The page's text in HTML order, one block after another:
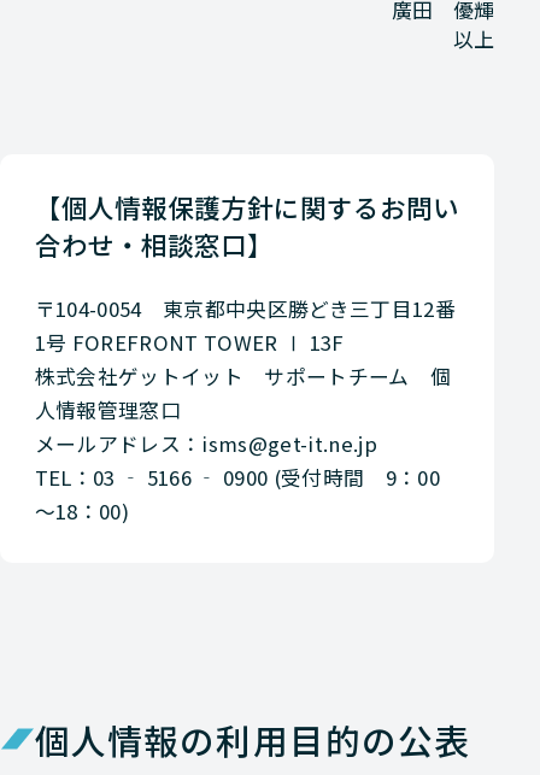
廣田 優輝
以上
【個人情報保護方針に関するお問い
合わせ・相談窓口】
〒104-0054 東京都中央区勝どき三丁目12番
1号 FOREFRONT TOWER Ⅰ 13F
株式会社ゲットイット サポートチーム 個
人情報管理窓口
メールアドレス：isms@get-it.ne.jp
TEL：03 ‐ 5166 ‐ 0900 (受付時間 9：00
～18：00)
個人情報の利用目的の公表